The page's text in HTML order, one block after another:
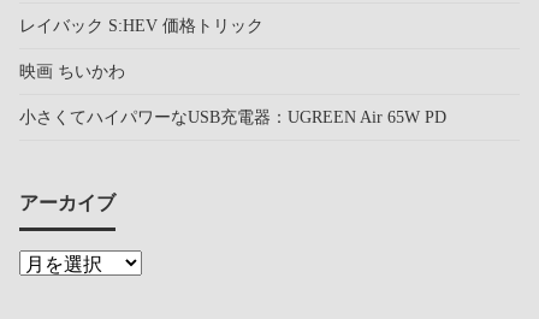
レイバック S:HEV 価格トリック
映画 ちいかわ
小さくてハイパワーなUSB充電器：UGREEN Air 65W PD
アーカイブ